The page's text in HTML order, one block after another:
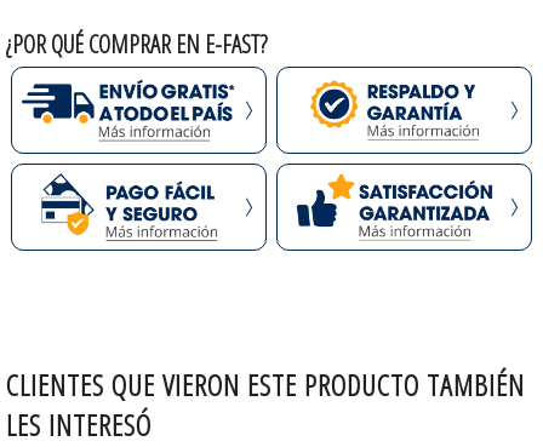
¿POR QUÉ COMPRAR EN E-FAST?
CLIENTES QUE VIERON ESTE PRODUCTO TAMBIÉN
LES INTERESÓ